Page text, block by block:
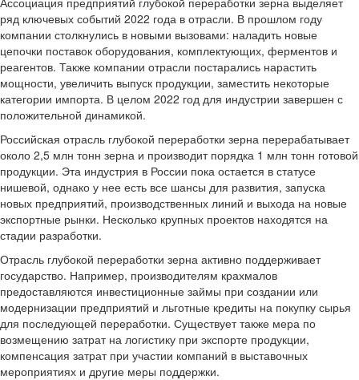
ряд ключевых событий 2022 года в отрасли. В прошлом году
компании столкнулись в новыми вызовами: наладить новые
цепочки поставок оборудования, комплектующих, ферментов и
реагентов. Также компании отрасли постарались нарастить
мощности, увеличить выпуск продукции, заместить некоторые
категории импорта. В целом 2022 год для индустрии завершен с
положительной динамикой.
Российская отрасль глубокой переработки зерна перерабатывает
около 2,5 млн тонн зерна и производит порядка 1 млн тонн готовой
продукции. Эта индустрия в России пока остается в статусе
нишевой, однако у нее есть все шансы для развития, запуска
новых предприятий, производственных линий и выхода на новые
экспортные рынки. Несколько крупных проектов находятся на
стадии разработки.
Отрасль глубокой переработки зерна активно поддерживает
государство. Например, производителям крахмалов
предоставляются инвестиционные займы при создании или
модернизации предприятий и льготные кредиты на покупку сырья
для последующей переработки. Существует также мера по
возмещению затрат на логистику при экспорте продукции,
компенсация затрат при участии компаний в выставочных
мероприятиях и другие меры поддержки.